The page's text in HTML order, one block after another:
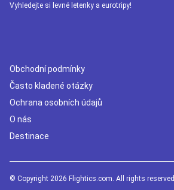
Vyhledejte si levné letenky a eurotripy!
Obchodní podmínky
Často kladené otázky
Ochrana osobních údajů
O nás
Destinace
© Copyright 2026 Flightics.com. All rights reserved.